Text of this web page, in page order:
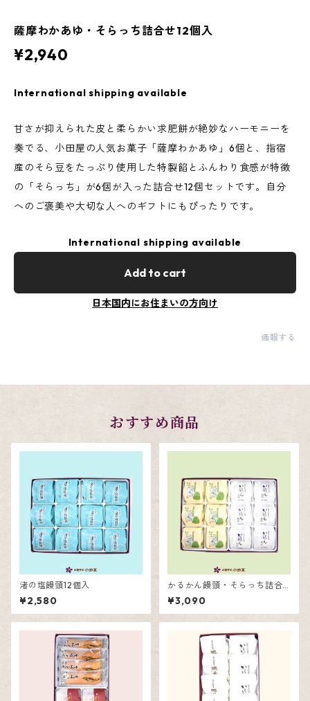
薩摩わかあゆ・そらっち詰合せ12個入
¥2,940
International shipping available
甘さが抑えられた皮と柔らかい求肥餅が絶妙なハーモニーを
奏でる、小田屋の人気お菓子「薩摩わかあゆ」6個と、指宿
産のそら豆をたっぷり使用した特製餡とふんわり食感が特徴
の「そらっち」が6個が入った詰合せ12個セットです。自分
へのご褒美や大切な人へのギフトにもぴったりです。
International shipping available
Add to cart
日本国内にお住まいの方向け
通報する
おすすめ商品
渚の塩饅頭12個入
¥2,580
かるかん饅頭・そらっち詰合
せ12個入
¥3,090